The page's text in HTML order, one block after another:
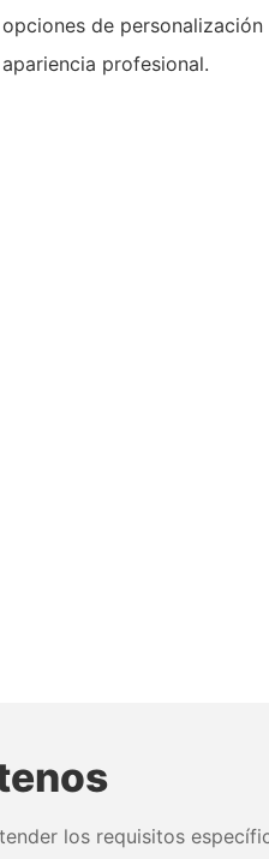
opciones de
apariencia profesional.
los requisitos